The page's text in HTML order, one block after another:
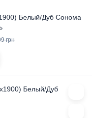
Белый/Дуб Сонома
грн